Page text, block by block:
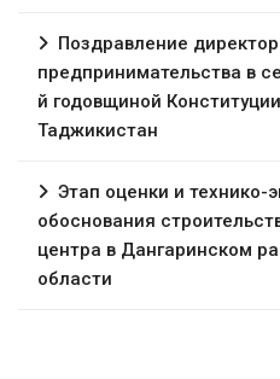
Поздравление
предпринимательства в
й годовщиной
Таджикистан
Этап оценки и технико-
обоснования
центра в Дангаринском
области